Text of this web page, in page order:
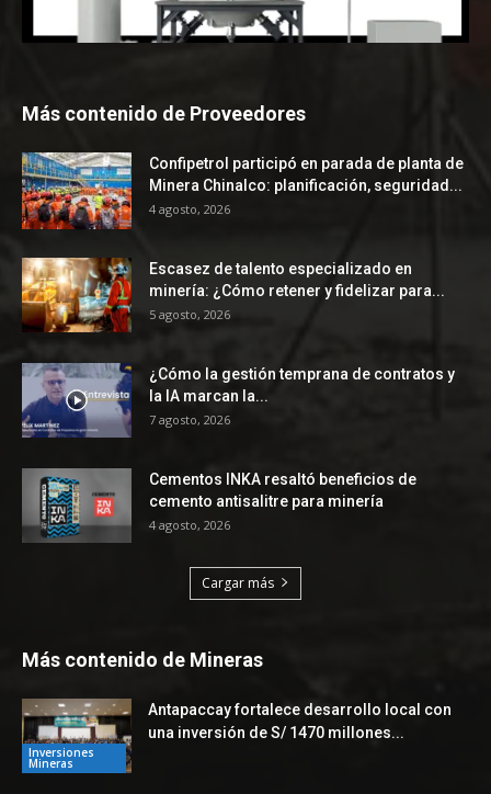
Más contenido de Proveedores
Confipetrol participó en parada de planta de
Minera Chinalco: planificación, seguridad...
4 agosto, 2026
Escasez de talento especializado en
minería: ¿Cómo retener y fidelizar para...
5 agosto, 2026
¿Cómo la gestión temprana de contratos y
la IA marcan la...
7 agosto, 2026
Cementos INKA resaltó beneficios de
cemento antisalitre para minería
4 agosto, 2026
Cargar más
Más contenido de Mineras
Inversiones
Mineras
Antapaccay fortalece desarrollo local con
una inversión de S/ 1470 millones...